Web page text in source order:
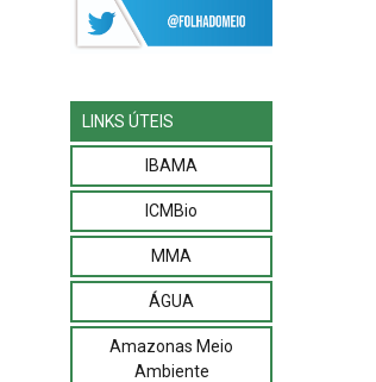
LINKS ÚTEIS
IBAMA
ICMBio
MMA
ÁGUA
Amazonas Meio
Ambiente